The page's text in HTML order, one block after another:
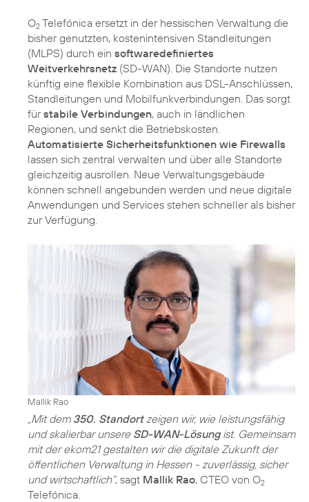
O2 Telefónica ersetzt in der hessischen Verwaltung die
bisher genutzten, kostenintensiven Standleitungen
(MLPS) durch ein softwaredefiniertes
Weitverkehrsnetz (SD-WAN). Die Standorte nutzen
künftig eine flexible Kombination aus DSL-Anschlüssen,
Standleitungen und Mobilfunkverbindungen. Das sorgt
fürstabile Verbindungen, auch in ländlichen
Regionen, und senkt die Betriebskosten.
Automatisierte Sicherheitsfunktionen wie Firewalls
lassen sich zentral verwalten und über alle Standorte
gleichzeitig ausrollen. Neue Verwaltungsgebäude
können schnell angebunden werden und neue digitale
Anwendungen und Services stehen schneller als bisher
zur Verfügung.
Mallik Rao
„Mit dem 350. Standortzeigen wir, wie leistungsfähig
und skalierbar unsere SD-WAN-Lösungist. Gemeinsam
mit der ekom21 gestalten wir die digitale Zukunft der
öffentlichen Verwaltung in Hessen - zuverlässig, sicher
und wirtschaftlich“, sagt Mallik Rao, CTEO von O2
Telefónica.